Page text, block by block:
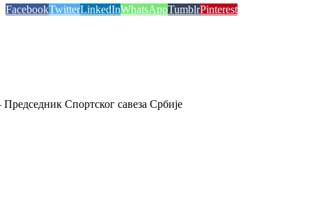
FacebookTwitterLinkedInWhatsAppTumblrPinterest
Спортског савеза Србије